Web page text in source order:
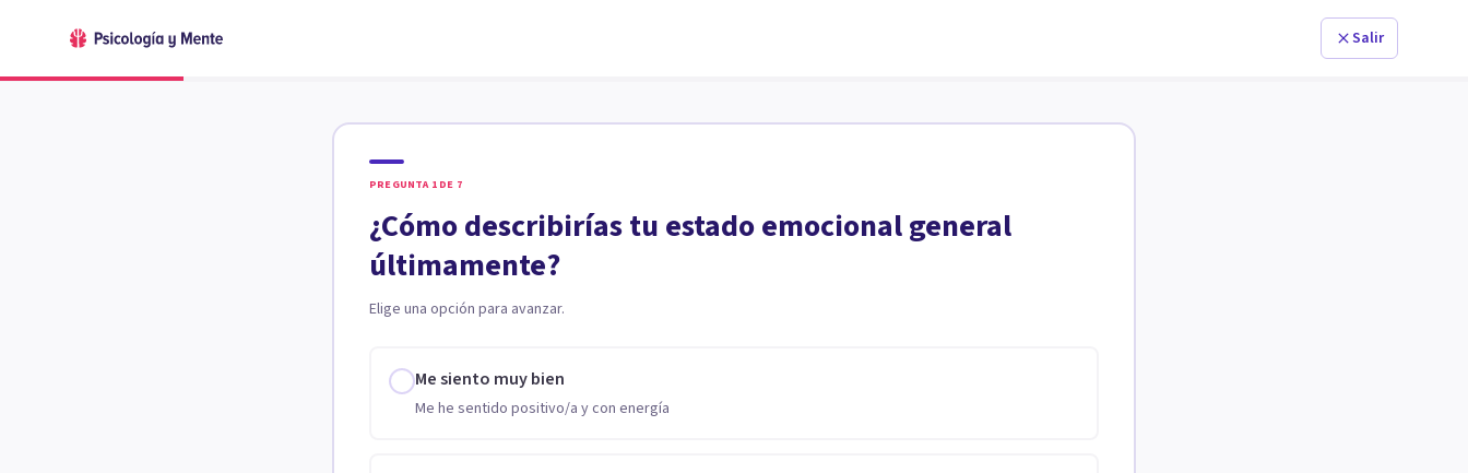
Salir
PREGUNTA 1 DE 7
¿Cómo describirías tu estado emocional general
últimamente?
Elige una opción para avanzar.
Me siento muy bien
Me he sentido positivo/a y con energía